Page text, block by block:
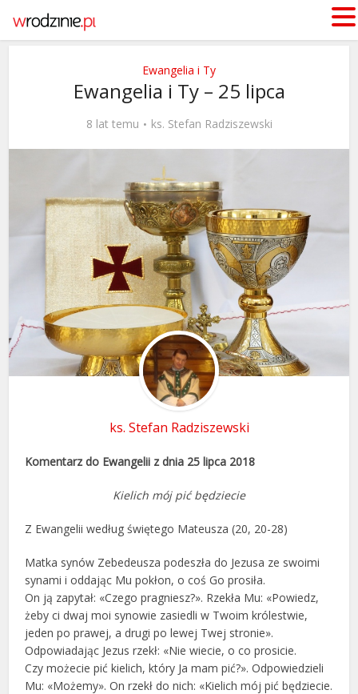
Ewangelia i Ty
Ewangelia i Ty – 25 lipca
8 lat temu ks. Stefan Radziszewski
ks. Stefan Radziszewski
Komentarz do Ewangelii z dnia 25 lipca 2018
Kielich mój pić będziecie
Z Ewangelii według świętego Mateusza (20, 20-28)
Matka synów Zebedeusza podeszła do Jezusa ze swoimi
synami i oddając Mu pokłon, o coś Go prosiła.
On ją zapytał: «Czego pragniesz?». Rzekła Mu: «Powiedz,
żeby ci dwaj moi synowie zasiedli w Twoim królestwie,
jeden po prawej, a drugi po lewej Twej stronie».
Odpowiadając Jezus rzekł: «Nie wiecie, o co prosicie.
Czy możecie pić kielich, który Ja mam pić?». Odpowiedzieli
Mu: «Możemy». On rzekł do nich: «Kielich mój pić będziecie.